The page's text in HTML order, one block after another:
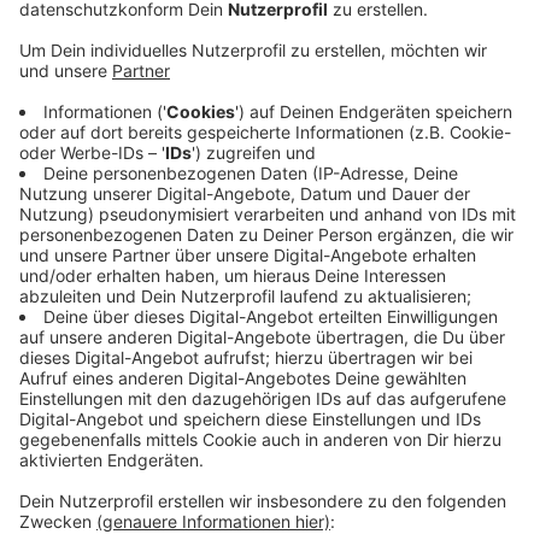
Anzeige
Unter anderem schwanken die Preise für Diesel
massiv, kritisiert Radio Kiepenkerl-Hörer Hilmar aus
Coesfeld. Um 17 Cent pro Liter ist die Steuer gesenkt,
doch das kommt nicht vollständig bei den Autofahrern
an. Für Thomas Müther vom Verkehrsclub ADAC für
den Kreis Coesfeld ist die Zeit der Ausreden vorbei.
Das Argument ziehe nicht mehr, dass in den Tanks an
den Tankstellen noch der teurer eingekaufte Sprit sei.
Die Konzerne müssten die Steuersenkung endlich
komplett weitergeben. Für Kunden gelte es weiterhin
genau die Preise zu vergleichen. Teilweise gebe es
Preisunterschiede von 10 Cent und mehr zwischen
Tankstellen.
Anzeige